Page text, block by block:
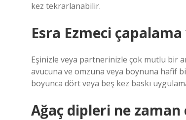
kez tekrarlanabilir.
Esra Ezmeci
Eşinizle veya partnerinizle çok mutlu bir
avucuna ve omzuna veya boynuna hafif
boyunca dört veya beş kez baskı
Ağaç dipleri ne zaman